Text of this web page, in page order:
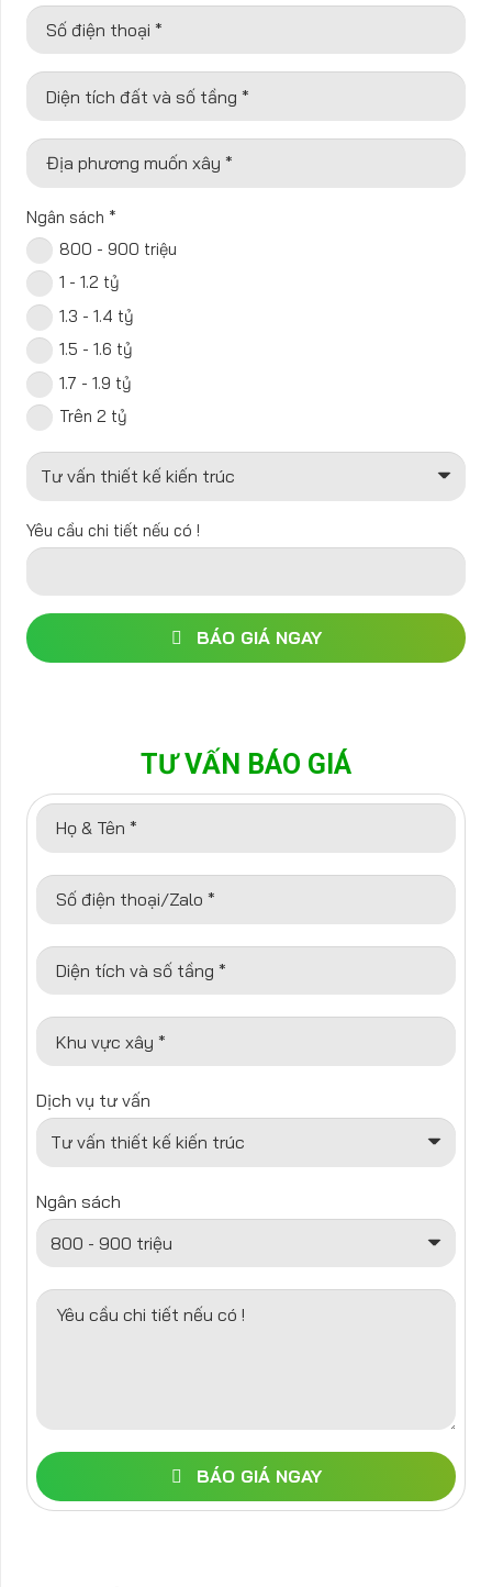
Số điện thoại *
Diện tích đất và số tầng *
Địa phương muốn xây *
Ngân sách *
800 - 900 triệu
1 - 1.2 tỷ
1.3 - 1.4 tỷ
1.5 - 1.6 tỷ
1.7 - 1.9 tỷ
Trên 2 tỷ
Yêu cầu chi tiết nếu có !
BÁO GIÁ NGAY
TƯ VẤN BÁO GIÁ
Họ & Tên *
Số điện thoại/Zalo *
Diện tích và số tầng *
Khu vực xây *
Dịch vụ tư vấn
Ngân sách
Yêu cầu chi tiết nếu có !
BÁO GIÁ NGAY